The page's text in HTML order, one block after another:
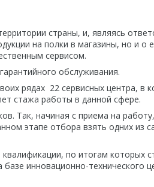
страны, и, являясь
на полки в магазины, но и о
сервисом.
обслуживания.
рядах 22 сервисных центра, в
стажа работы в данной сфере.
Так, начиная с приема на
этапе отбора взять одних из
по итогам которых
инновационно-технического